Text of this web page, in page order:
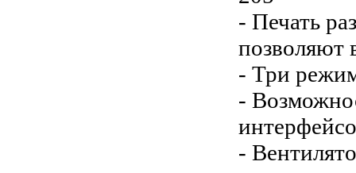
- Печать
позволяют
- Три
-
-